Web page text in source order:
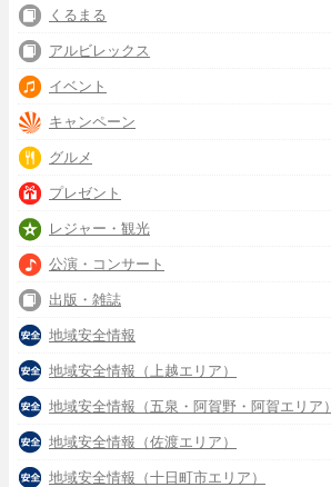
くるまる
アルビレックス
イベント
キャンペーン
グルメ
プレゼント
レジャー・観光
公演・コンサート
出版・雑誌
地域安全情報
地域安全情報（上越エリア）
地域安全情報（五泉・阿賀野・阿賀エリア）
地域安全情報（佐渡エリア）
地域安全情報（十日町市エリア）